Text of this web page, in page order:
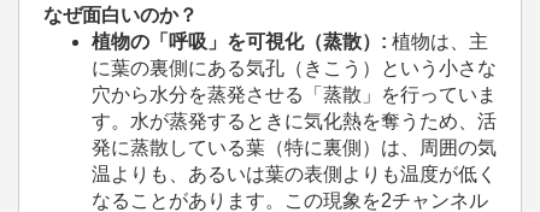
なぜ面白いのか？
植物の「呼吸」を可視化（蒸散）: 植物は、主
に葉の裏側にある気孔（きこう）という小さな
穴から水分を蒸発させる「蒸散」を行っていま
す。水が蒸発するときに気化熱を奪うため、活
発に蒸散している葉（特に裏側）は、周囲の気
温よりも、あるいは葉の表側よりも温度が低く
なることがあります。この現象を2チャンネル